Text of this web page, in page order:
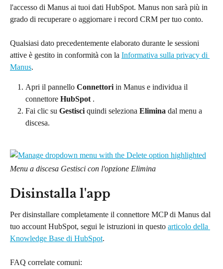
l'accesso di Manus ai tuoi dati HubSpot. Manus non sarà più in
grado di recuperare o aggiornare i record CRM per tuo conto.
Qualsiasi dato precedentemente elaborato durante le sessioni
attive è gestito in conformità con la Informativa sulla privacy di
Manus.
Apri il pannello Connettori in Manus e individua il
connettore HubSpot .
Fai clic su Gestisci quindi seleziona Elimina dal menu a
discesa.
Menu a discesa Gestisci con l'opzione Elimina
Disinstalla l'app
Per disinstallare completamente il connettore MCP di Manus dal
tuo account HubSpot, segui le istruzioni in questo articolo della
Knowledge Base di HubSpot.
FAQ correlate comuni: